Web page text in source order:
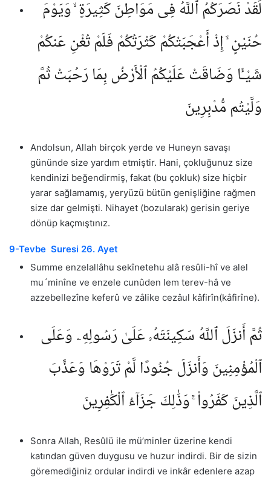
لَقَدْ نَصَرَكُمُ ٱللَّهُ فِى مَوَاطِنَ كَثِيرَةٍ ۙ وَيَوْمَ
حُنَيْنٍ ۙ إِذْ أَعْجَبَتْكُمْ كَثْرَتُكُمْ فَلَمْ تُغْنِ عَنكُمْ
شَيْـًٔا وَضَاقَتْ عَلَيْكُمُ ٱلْأَرْضُ بِمَا رَحُبَتْ ثُمَّ
وَلَّيْتُم مُّدْبِرِينَ
Andolsun, Allah birçok yerde ve Huneyn savaşı
gününde size yardım etmiştir. Hani, çokluğunuz size
kendinizi beğendirmiş, fakat (bu çokluk) size hiçbir
yarar sağlamamış, yeryüzü bütün genişliğine rağmen
size dar gelmişti. Nihayet (bozularak) gerisin geriye
dönüp kaçmıştınız.
9-Tevbe Suresi 26. Ayet
Summe enzelallâhu sekînetehu alâ resûli-hî ve alel
mu´minîne ve enzele cunûden lem terev-hâ ve
azzebellezîne keferû ve zâlike cezâul kâfirîn(kâfirîne).
ثُمَّ أَنزَلَ ٱللَّهُ سَكِينَتَهُۥ عَلَىٰ رَسُولِهِۦ وَعَلَى
ٱلْمُؤْمِنِينَ وَأَنزَلَ جُنُودًا لَّمْ تَرَوْهَا وَعَذَّبَ
ٱلَّذِينَ كَفَرُوا۟ ۚ وَذَٰلِكَ جَزَآءُ ٱلْكَٰفِرِينَ
Sonra Allah, Resûlü ile mü’minler üzerine kendi
katından güven duygusu ve huzur indirdi. Bir de sizin
göremediğiniz ordular indirdi ve inkâr edenlere azap